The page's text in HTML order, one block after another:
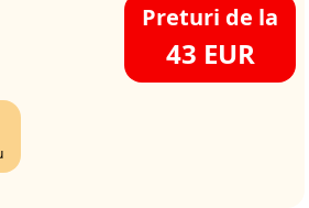
Preturi de la
43 EUR